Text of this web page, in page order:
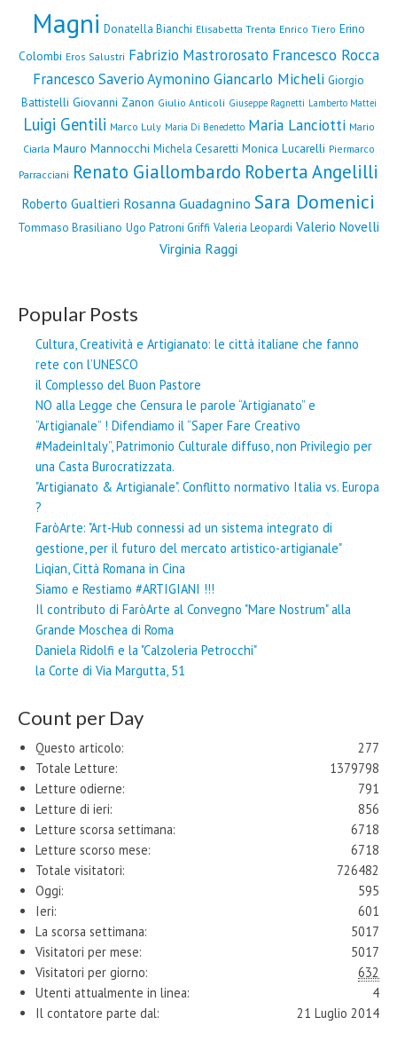
Magni Donatella Bianchi Elisabetta Trenta Enrico Tiero Erino
Colombi Eros Salustri Fabrizio Mastrorosato Francesco Rocca
Francesco Saverio Aymonino Giancarlo Micheli Giorgio
Battistelli Giovanni Zanon Giulio Anticoli Giuseppe Ragnetti Lamberto Mattei
Luigi Gentili Marco Luly Maria Di Benedetto Maria Lanciotti Mario
Ciarla Mauro Mannocchi Michela Cesaretti Monica Lucarelli Piermarco
Parracciani Renato Giallombardo Roberta Angelilli
Roberto Gualtieri Rosanna Guadagnino Sara Domenici
Tommaso Brasiliano Ugo Patroni Griffi Valeria Leopardi Valerio Novelli
Virginia Raggi
Popular Posts
Cultura, Creatività e Artigianato: le città italiane che fanno
rete con l’UNESCO
il Complesso del Buon Pastore
NO alla Legge che Censura le parole “Artigianato” e
“Artigianale” ! Difendiamo il “Saper Fare Creativo
#MadeinItaly”, Patrimonio Culturale diffuso, non Privilegio per
una Casta Burocratizzata.
"Artigianato & Artigianale". Conflitto normativo Italia vs. Europa
?
FaròArte: "Art-Hub connessi ad un sistema integrato di
gestione, per il futuro del mercato artistico-artigianale"
Liqian, Città Romana in Cina
Siamo e Restiamo #ARTIGIANI !!!
Il contributo di FaròArte al Convegno "Mare Nostrum" alla
Grande Moschea di Roma
Daniela Ridolfi e la "Calzoleria Petrocchi"
la Corte di Via Margutta, 51
Count per Day
277
Questo articolo:
1379798
Totale Letture:
791
Letture odierne:
856
Letture di ieri:
6718
Letture scorsa settimana:
6718
Letture scorso mese:
726482
Totale visitatori:
595
Oggi:
601
Ieri:
5017
La scorsa settimana:
5017
Visitatori per mese:
632
Visitatori per giorno:
4
Utenti attualmente in linea:
21 Luglio 2014
Il contatore parte dal: